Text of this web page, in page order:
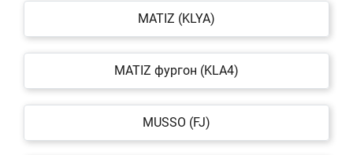
MATIZ (KLYA)
MATIZ фургон (KLA4)
MUSSO (FJ)